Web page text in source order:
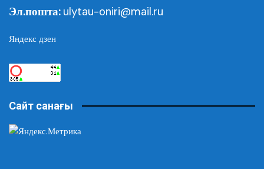
Эл.пошта: ulytau-oniri@mail.ru
Яндекс дзен
Сайт санағы